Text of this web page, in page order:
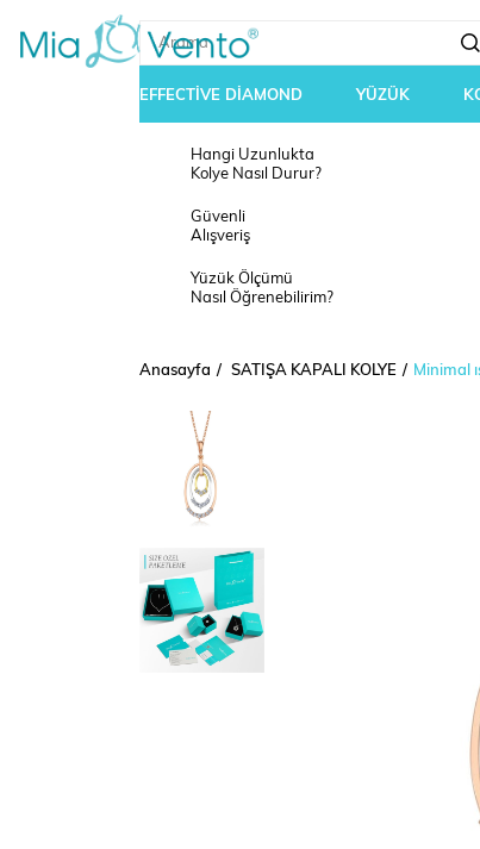
EFFECTİVE DİAMOND YÜZÜK
Hangi Uzunlukta
Kolye Nasıl Durur?
Güvenli
Alışveriş
Yüzük Ölçümü
Nasıl Öğrenebilirim?
Anasayfa SATIŞA KAPALI KOLYE Minimal